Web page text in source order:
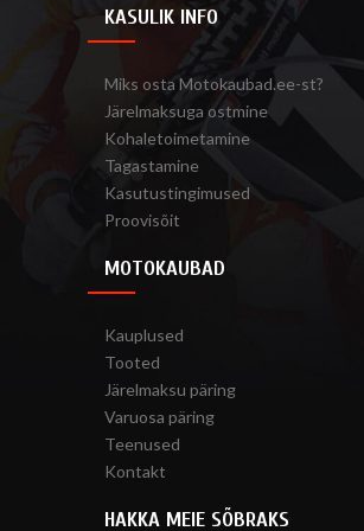
KASULIK INFO
Miks osta Motokaubad.ee-st?
Järelmaksuga ostmine
Kohaletoimetamine
Tagastamine
Kasutustingimused
Proovisõit
MOTOKAUBAD
Kauplused
Tooted
Järelmaksu päring
Varuosa päring
Teenused
Kontakt
HAKKA MEIE SÕBRAKS